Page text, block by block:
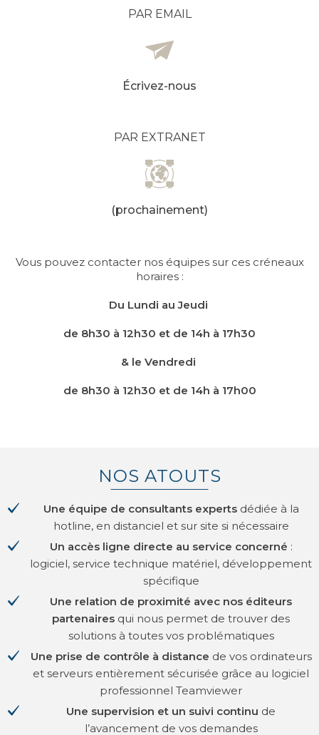
PAR EMAIL
Écrivez-nous
PAR EXTRANET
(prochainement)
Vous pouvez contacter nos équipes sur ces créneaux
horaires :
Du Lundi au Jeudi
de 8h30 à 12h30 et de 14h à 17h30
& le Vendredi
de 8h30 à 12h30 et de 14h à 17h00
NOS ATOUTS
Une équipe de consultants expertsdédiée à la
hotline, en distanciel et sur site si nécessaire
Un accès ligne directe au service concerné :
logiciel, service technique matériel, développement
spécifique
Une relation de proximité avec nos éditeurs
partenaires qui nous permet de trouver des
solutions à toutes vos problématiques
Une prise de contrôle à distance de vos ordinateurs
et serveurs entièrement sécurisée grâce au logiciel
professionnel Teamviewer
Une supervision et un suivi continu de
l’avancement de vos demandes